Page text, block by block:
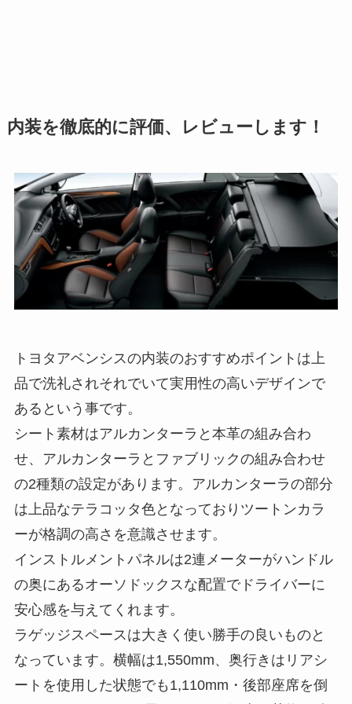
内装を徹底的に評価、レビューします！
トヨタアベンシスの内装のおすすめポイントは上
品で洗礼されそれでいて実用性の高いデザインで
あるという事です。
シート素材はアルカンターラと本革の組み合わ
せ、アルカンターラとファブリックの組み合わせ
の2種類の設定があります。アルカンターラの部分
は上品なテラコッタ色となっておりツートンカラ
ーが格調の高さを意識させます。
インストルメントパネルは2連メーターがハンドル
の奥にあるオーソドックスな配置でドライバーに
安心感を与えてくれます。
ラゲッジスペースは大きく使い勝手の良いものと
なっています。横幅は1,550mm、奥行きはリアシ
ートを使用した状態でも1,110mm・後部座席を倒